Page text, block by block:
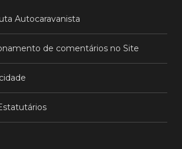
Autocaravanista
de comentários no Site